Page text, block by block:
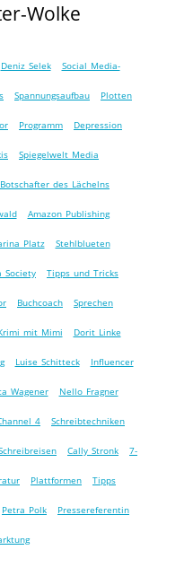
Wolke
Deniz Selek Social Media-
Spannungsaufbau Plotten
Programm Depression
Spiegelwelt Media
Botschafter des Lächelns
Amazon Publishing
Platz Stehlblueten
Society Tipps und Tricks
Buchcoach Sprechen
mit Mimi Dorit Linke
Luise Schitteck Influencer
Wagener Nello Fragner
4 Schreibtechniken
Cally Stronk 7-
Plattformen Tipps
Petra Polk Pressereferentin